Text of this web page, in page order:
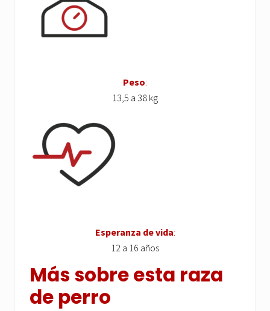
Peso:
13,5 a 38 kg
Esperanza de vida:
12 a 16 años
Más sobre esta raza
de perro